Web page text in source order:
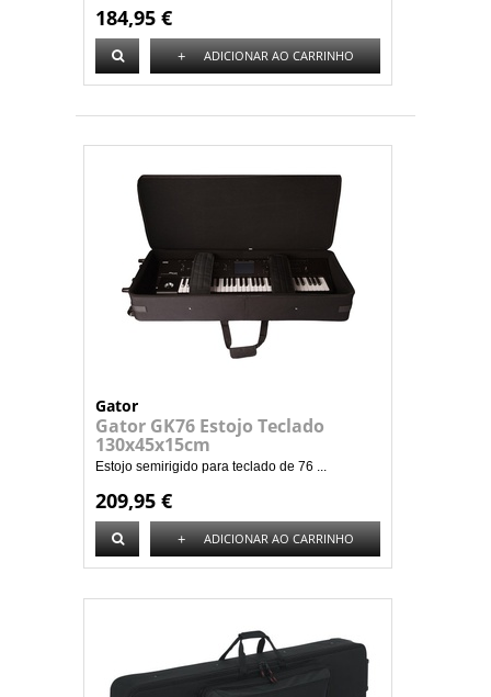
184,95 €
+ ADICIONAR AO CARRINHO
Gator
Gator GK76 Estojo Teclado
130x45x15cm
Estojo semirigido para teclado de 76 ...
209,95 €
+ ADICIONAR AO CARRINHO